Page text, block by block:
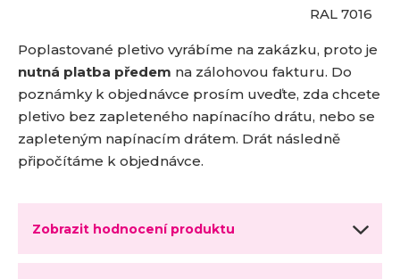
RAL 7016
Poplastované pletivo vyrábíme na zakázku, proto je
nutná platba předem na zálohovou fakturu. Do
poznámky k objednávce prosím uveďte, zda chcete
pletivo bez zapleteného napínacího drátu, nebo se
zapleteným napínacím drátem. Drát následně
připočítáme k objednávce.
Zobrazit hodnocení produktu